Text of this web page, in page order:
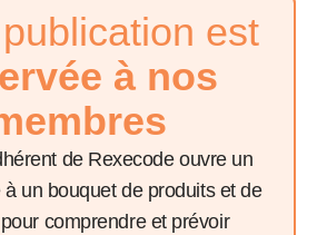
est
à nos
de Rexecode ouvre un
à un bouquet de produits et de
comprendre et prévoir